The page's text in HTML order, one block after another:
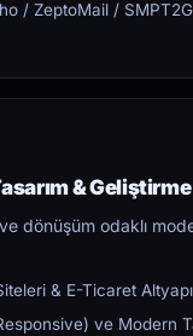
/ ZeptoMail /
& Geliştirme
ve dönüşüm odaklı
& E-Ticaret
ve Modern